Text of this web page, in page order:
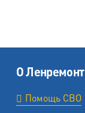
О Ленремонт
Помощь СВО